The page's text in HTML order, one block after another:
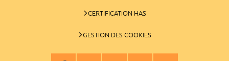
CERTIFICATION HAS
GESTION DES COOKIES